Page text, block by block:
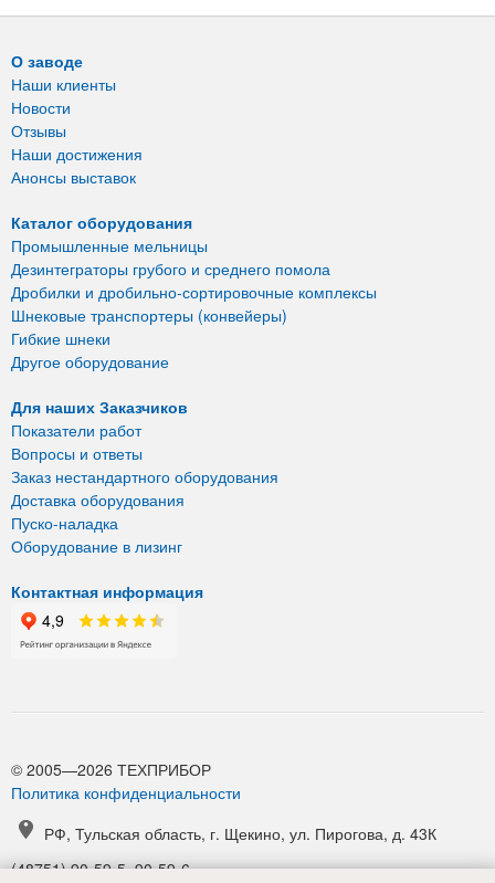
О заводе
Наши клиенты
Новости
Отзывы
Наши достижения
Анонсы выставок
Каталог оборудования
Промышленные мельницы
Дезинтеграторы грубого и среднего помола
Дробилки и дробильно-сортировочные комплексы
Шнековые транспортеры (конвейеры)
Гибкие шнеки
Другое оборудование
Для наших Заказчиков
Показатели работ
Вопросы и ответы
Заказ нестандартного оборудования
Доставка оборудования
Пуско-наладка
Оборудование в лизинг
Контактная информация
© 2005—2026 ТЕХПРИБОР
Политика конфиденциальности
РФ, Тульская область, г. Щекино, ул. Пирогова, д. 43К
(48751) 90-59-5, 90-59-6